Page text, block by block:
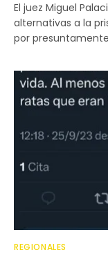
El juez Miguel
alternativas a la
por
REGIONALES